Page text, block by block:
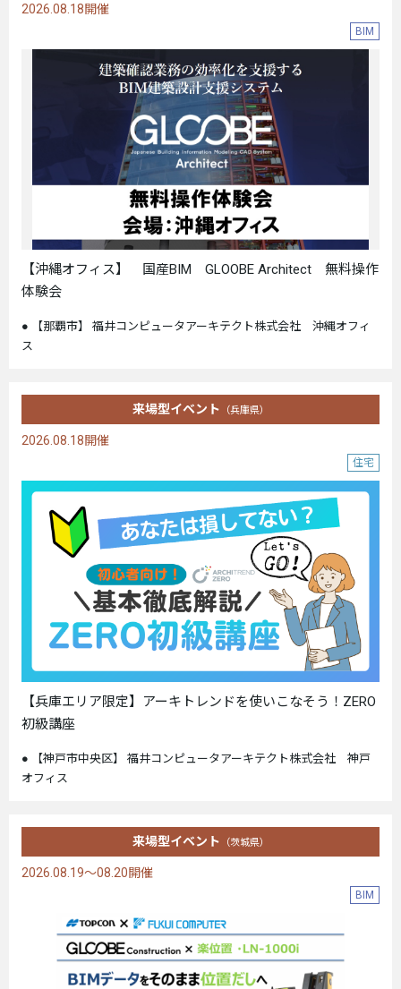
2026.08.18開催
BIM
【沖縄オフィス】 国産BIM GLOOBE Architect 無料操作
体験会
【那覇市】 福井コンピュータアーキテクト株式会社 沖縄オフィ
ス
来場型イベント （兵庫県）
2026.08.18開催
住宅
【兵庫エリア限定】アーキトレンドを使いこなそう！ZERO
初級講座
【神戸市中央区】 福井コンピュータアーキテクト株式会社 神戸
オフィス
来場型イベント （茨城県）
2026.08.19～08.20開催
BIM